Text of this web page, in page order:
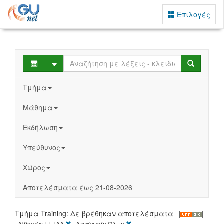
Επιλογές
Select Search
Τμήμα
Μάθημα
Εκδήλωση
Υπεύθυνος
Χώρος
Αποτελέσματα έως 21-08-2026
Τμήμα Training: Δε βρέθηκαν αποτελέσματα